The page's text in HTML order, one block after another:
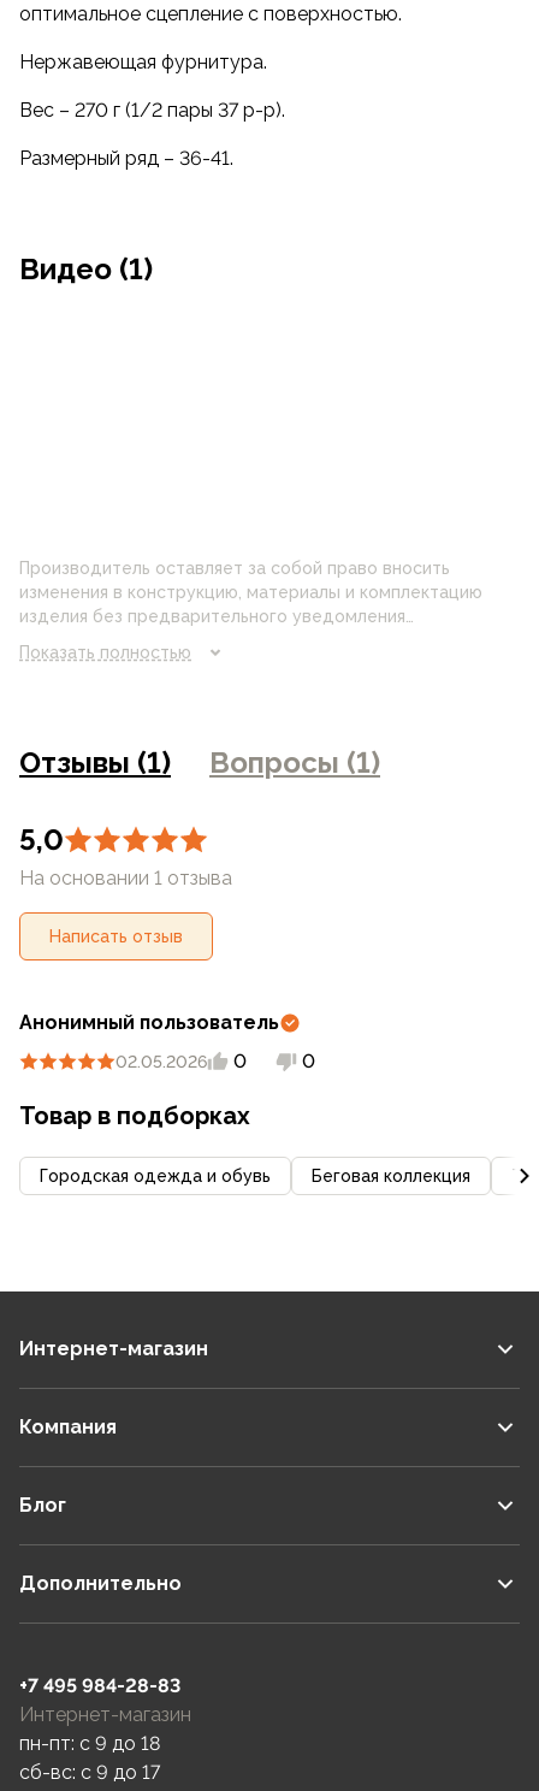
Видео (1)
оптимальное сцепление с поверхностью.
Нержавеющая фурнитура.
Вес – 270 г (1/2 пары 37 р-р).
Размерный ряд – 36-41.
Производитель оставляет за собой право вносить
изменения в конструкцию, материалы и комплектацию
изделия без предварительного уведомления
отличаться от реального цвета товара, что связано с
магазинах
Показать полностью
Отзывы (1) Вопросы (1)
5,0
На основании 1 отзыва
Написать отзыв
Анонимный пользователь
02.05.2026 0 0
Товар в подборках
Городская одежда и обувь Беговая коллекция
Интернет-магазин
Компания
Блог
Дополнительно
+7 495 984-28-83
Интернет-магазин
пн-пт: c 9 до 18
сб-вс: c 9 до 17